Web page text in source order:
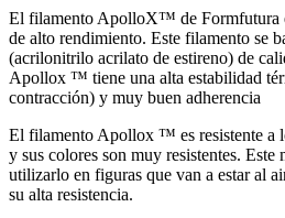
El filamento ApolloX™ de Formfutura
de alto rendimiento. Este filamento se
(acrilonitrilo acrilato de estireno) de
Apollox ™ tiene una alta estabilidad
contracción) y muy buen adherencia
El filamento Apollox ™ es resistente a
y sus colores son muy resistentes. Este
utilizarlo en figuras que van a estar al
su alta resistencia.